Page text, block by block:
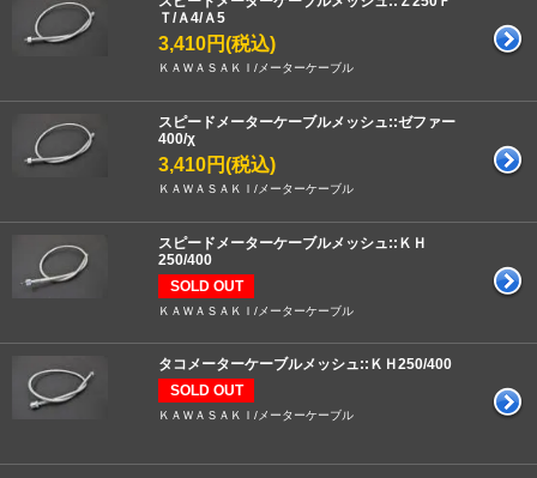
Ｔ/Ａ4/Ａ5
3,410円(税込)
ＫＡＷＡＳＡＫＩ/メーターケーブル
スピードメーターケーブルメッシュ::ゼファー
400/χ
3,410円(税込)
ＫＡＷＡＳＡＫＩ/メーターケーブル
スピードメーターケーブルメッシュ::ＫＨ
250/400
SOLD OUT
ＫＡＷＡＳＡＫＩ/メーターケーブル
タコメーターケーブルメッシュ::ＫＨ250/400
SOLD OUT
ＫＡＷＡＳＡＫＩ/メーターケーブル